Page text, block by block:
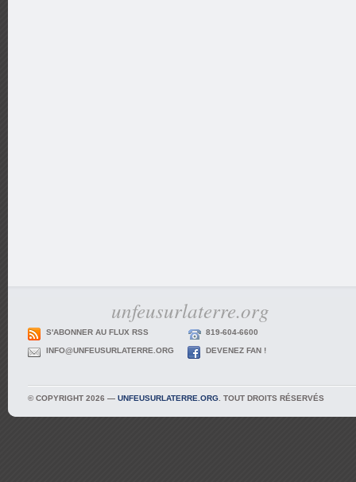
unfeusurlaterre.org
S'ABONNER AU FLUX RSS 819-604-6600
INFO@UNFEUSURLATERRE.ORG DEVENEZ FAN !
© COPYRIGHT 2026 — UNFEUSURLATERRE.ORG . TOUT DROITS RÉSERVÉS